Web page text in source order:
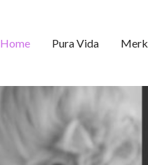
Home Pura Vida